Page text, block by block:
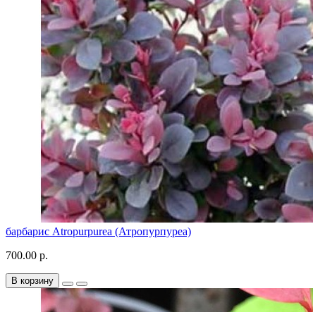
барбарис Atropurpurea (Атропурпуреа)
700.00 р.
В корзину